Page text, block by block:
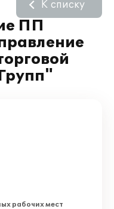
ПП
К списку
рабочих мест